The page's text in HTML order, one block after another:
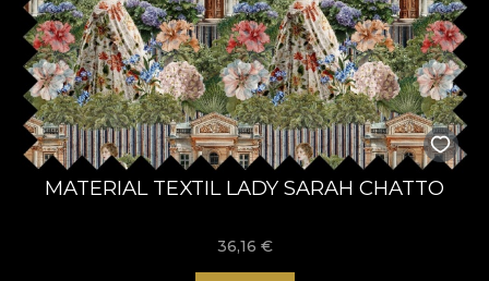
MATERIAL TEXTIL LADY SARAH CHATTO
36,16 €